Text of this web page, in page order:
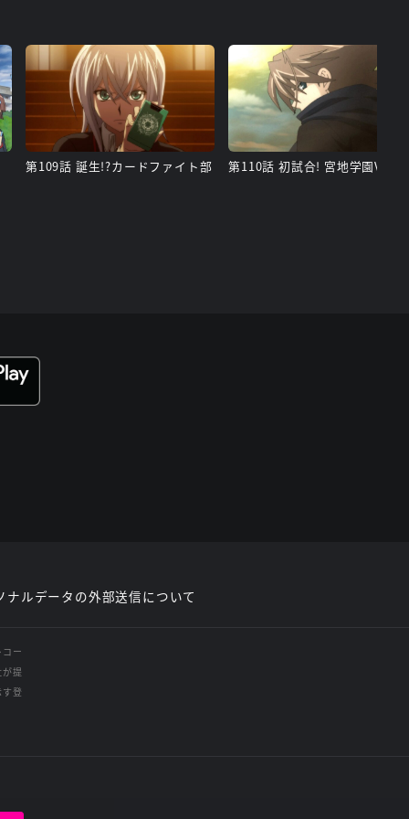
第109話 誕生!?カードファイト部
ナルデータの外部送信について
ー
提
登